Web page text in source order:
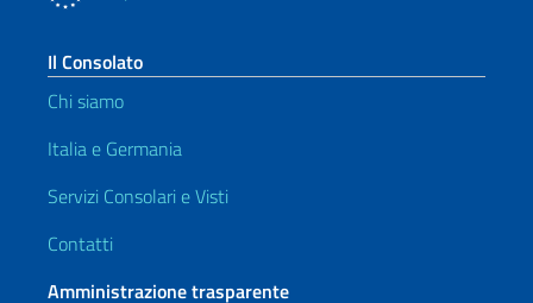
Il Consolato
Chi siamo
Italia e Germania
Servizi Consolari e Visti
Contatti
Amministrazione trasparente